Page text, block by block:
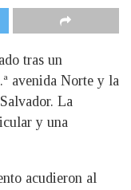
tras un
avenida Norte y la
La
y una
acudieron al